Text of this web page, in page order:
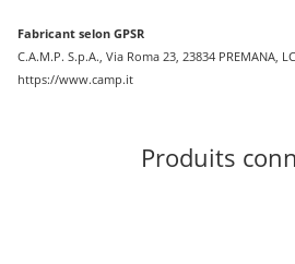
Fabricant selon GPSR
C.A.M.P. S.p.A., Via Roma 23, 23834 PREMANA,
https://www.camp.it
Produits